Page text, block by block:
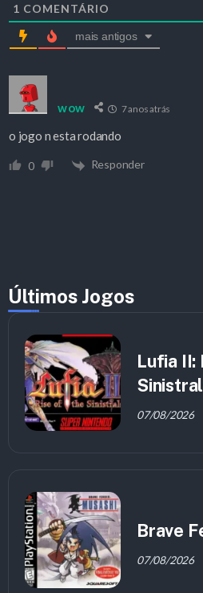
1 COMENTÁRIO
mais antigos
wow 7 anos atrás
o jogo n esta rodando
0 Responder
Últimos Jogos
Lufia II:
07/08/2026
Brave
07/08/2026